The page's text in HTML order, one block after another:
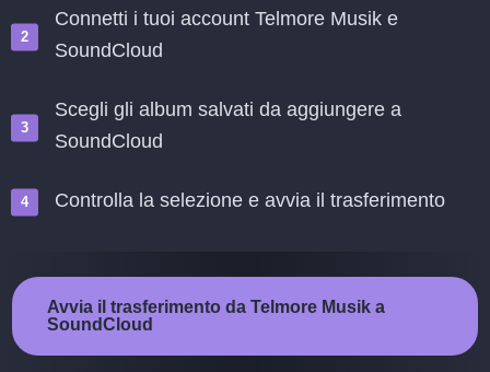
Connetti i tuoi account Telmore Musik e
SoundCloud
Scegli gli album salvati da aggiungere a
SoundCloud
Controlla la selezione e avvia il trasferimento
Avvia il trasferimento da Telmore Musik a
SoundCloud